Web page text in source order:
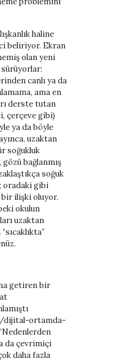
haline
beliriyor. Ekran
olan yeni
canlı ya da
ama en
derste tutan
çerçeve gibi)
ya da böyle
uzaktan
soğukluk
bağlanmış
soğuk
oradaki gibi
bir ilişki oluyor.
okulun
uzaktan
getiren bir
dijital-ortamda-
da çevrimiçi
daha fazla